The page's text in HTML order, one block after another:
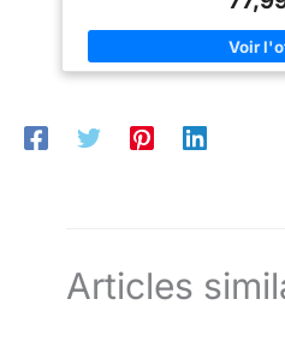
espace de jeu sûr. Il se démonte
manière compacte dans le sac
déplacements.
Votre Enfant Vis-à-vis des
compagnie est adorable, les
Tapis d'Éveil Stabilisé : Grâce au
rampe ou apprend à marcher
Articles